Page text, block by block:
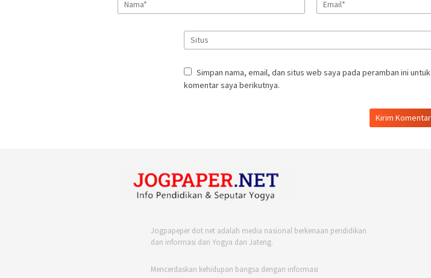
Simpan nama, email, dan situs web saya pada peramban ini untuk
komentar saya berikutnya.
Jogpapeper dot net adalah media nasional berkenaan pendidikan
dan informasi dari Yogya dan Jateng.
Mencerdaskan kehidupan bangsa dengan informasi